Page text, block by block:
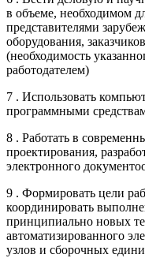
в объеме, необходимом
представителями
оборудования,
(необходимость
работодателем)
7 . Использовать
программными
8 . Работать в
проектирования,
электронного
9 . Формировать цели
координировать
принципиально новых
автоматизированного
узлов и сборочных